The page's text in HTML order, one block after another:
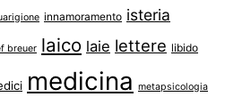
innamoramento isteria
breuer laico laie lettere libido
medicina metapsicologia